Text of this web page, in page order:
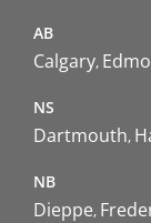
AB
Calgary
NS
Dartmouth
NB
Dieppe